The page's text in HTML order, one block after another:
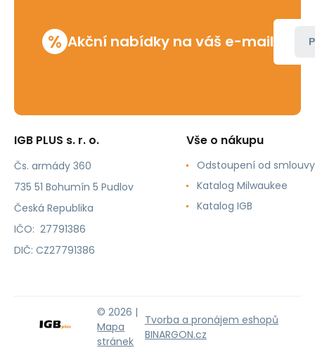
% Akční nabídky na váš e-mail
IGB PLUS s. r. o.
Čs. armády 360
735 51 Bohumín 5 Pudlov
Česká Republika
IČO: 27791386
DIČ: CZ27791386
Vše o nákupu
Odstoupení od smlouvy
Katalog Milwaukee
Katalog IGB
© 2026 |
Mapa
stránek
Tvorba a pronájem eshopů
BINARGON.cz